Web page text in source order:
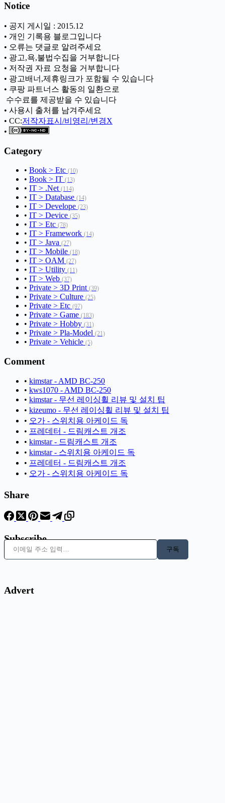
Notice
• 공지 게시일 : 2015.12
• 개인 기록용 블로그입니다
• 오류는 댓글로 알려주세요
• 광고,욕,불법수집을 거부합니다
• 저작권 자료 요청을 거부합니다
• 광고배너,제휴링크가 포함될 수 있습니다
• 쿠팡 파트너스 활동의 일환으로
ㅤ 수수료를 제공받을 수 있습니다
• 사용시 출처를 남겨주세요
• CC:저작자표시/비영리/변경X
•
Category
• Book > Etc (10)
• Book > IT (13)
• IT > .Net (114)
• IT > Database (14)
• IT > Develope (23)
• IT > Device (35)
• IT > Etc (78)
• IT > Framework (14)
• IT > Java (27)
• IT > Mobile (18)
• IT > OAM (27)
• IT > Utility (11)
• IT > Web (37)
• Private > 3D Print (39)
• Private > Culture (25)
• Private > Etc (97)
• Private > Game (183)
• Private > Hobby (31)
• Private > Pla-Model (21)
• Private > Vehicle (5)
Comment
• kimstar - AMD BC-250
• kws1070 - AMD BC-250
• kimstar - 무선 레이싱휠 리뷰 및 설치 팁
• kizeumo - 무선 레이싱휠 리뷰 및 설치 팁
• 오가 - 스위치용 아케이드 독
• 프레데터 - 드림캐스트 개조
• kimstar - 드림캐스트 개조
• kimstar - 스위치용 아케이드 독
• 프레데터 - 드림캐스트 개조
• 오가 - 스위치용 아케이드 독
Share
Subscribe
이메일 주소 입력…
구독
Advert